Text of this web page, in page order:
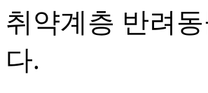
취약계층 반려
다.